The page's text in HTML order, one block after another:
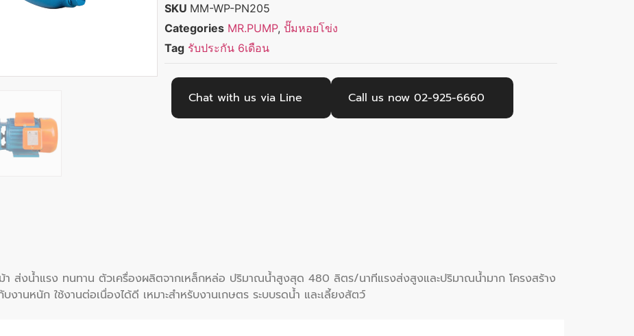
SKU MM-WP-PN205
Categories MR.PUMP,ปั๊มหอยโข่ง
Tag รับประกัน 6เดือน
Chat with us via Line Call us now 02-925-6660
ส่งน้ำแรง ทนทาน ตัวเครื่องผลิตจากเหล็กหล่อ ปริมาณน้ำสูงสุด 480 ลิตร/นาทีแรงส่งสูงและปริมาณน้ำมาก โครงสร้าง
านหนัก ใช้งานต่อเนื่องได้ดี เหมาะสำหรับงานเกษตร ระบบรดน้ำ และเลี้ยงสัตว์